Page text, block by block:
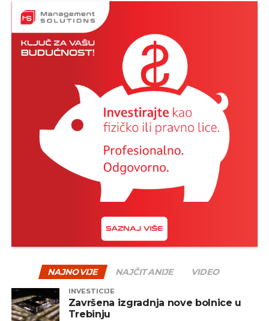
NAJNOVIJE NAJČITANIJE VIDEO
INVESTICIJE
Završena izgradnja nove bolnice u
Trebinju